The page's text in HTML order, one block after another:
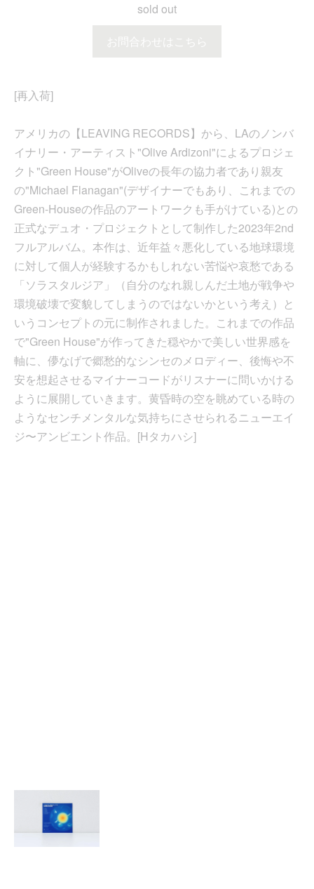
sold out
お問合わせはこちら
[再入荷]
アメリカの【LEAVING RECORDS】から、LAのノンバ
イナリー・アーティスト"Olive Ardizoni"によるプロジェ
クト"Green House"がOliveの長年の協力者であり親友
の"Michael Flanagan"(デザイナーでもあり、これまでの
Green-Houseの作品のアートワークも手がけている)との
正式なデュオ・プロジェクトとして制作した2023年2nd
フルアルバム。本作は、近年益々悪化している地球環境
に対して個人が経験するかもしれない苦悩や哀愁である
「ソラスタルジア」（自分のなれ親しんだ土地が戦争や
環境破壊で変貌してしまうのではないかという考え）と
いうコンセプトの元に制作されました。これまでの作品
で"Green House"が作ってきた穏やかで美しい世界感を
軸に、儚なげで郷愁的なシンセのメロディー、後悔や不
安を想起させるマイナーコードがリスナーに問いかける
ように展開していきます。黄昏時の空を眺めている時の
ようなセンチメンタルな気持ちにさせられるニューエイ
ジ〜アンビエント作品。[Hタカハシ]